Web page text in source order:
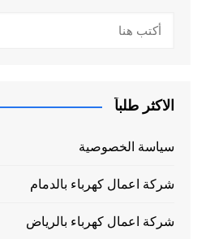
الاكثر طلباً
سياسة الخصوصية
شركة اعمال كهرباء بالدمام
شركة اعمال كهرباء بالرياض